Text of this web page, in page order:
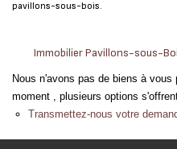
pavillons-sous-bois.
Immobilier Pavillons-sous-
Nous n'avons pas de biens à
moment , plusieurs options
Transmettez-nous votre